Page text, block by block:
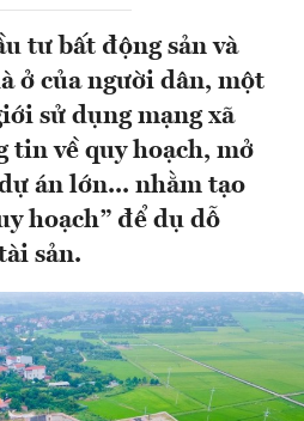
tư bất động sản và
ở của người dân, một
sử dụng mạng xã
tin về quy hoạch, mở
án lớn... nhằm tạo
hoạch” để dụ dỗ
sản.